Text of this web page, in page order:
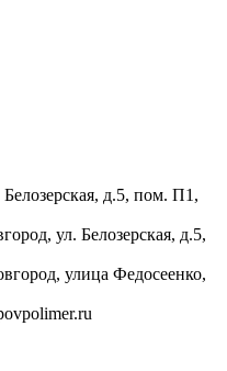
Белозерская, д.5, пом. П1,
ул. Белозерская, д.5,
улица Федосеенко,